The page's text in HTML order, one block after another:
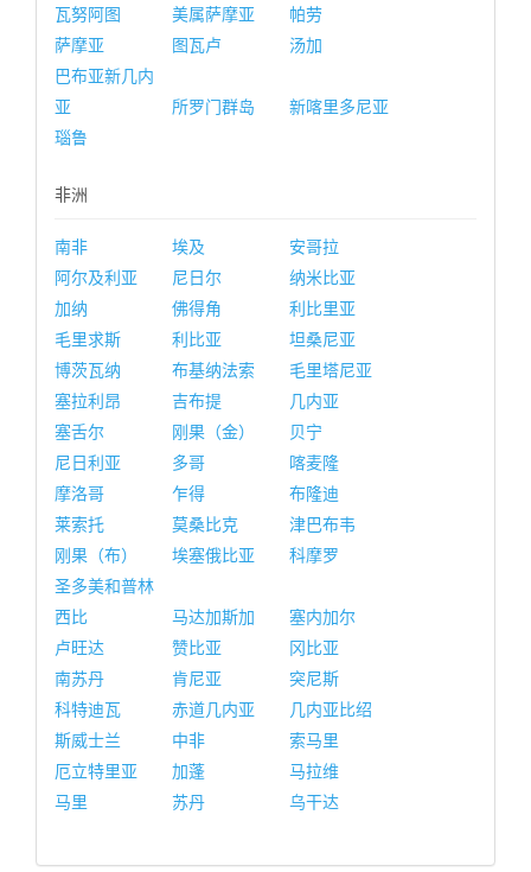
瓦努阿图
美属萨摩亚
帕劳
萨摩亚
图瓦卢
汤加
巴布亚新几内
亚
所罗门群岛
新喀里多尼亚
瑙鲁
非洲
南非 埃及
安哥拉
阿尔及利亚
尼日尔
纳米比亚
加纳
佛得角
利比里亚
毛里求斯
利比亚
坦桑尼亚
博茨瓦纳
布基纳法索
毛里塔尼亚
塞拉利昂
吉布提
几内亚
塞舌尔
刚果（金）
贝宁
尼日利亚
多哥
喀麦隆
摩洛哥
乍得
布隆迪
莱索托
莫桑比克
津巴布韦
刚果（布）
埃塞俄比亚
科摩罗
圣多美和普林
西比
马达加斯加
塞内加尔
卢旺达
赞比亚
冈比亚
南苏丹
肯尼亚
突尼斯
科特迪瓦
赤道几内亚
几内亚比绍
斯威士兰
中非
索马里
厄立特里亚
加蓬
马拉维
马里
苏丹 乌干达